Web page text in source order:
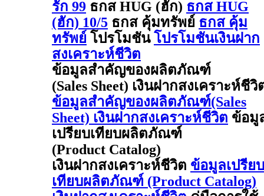
รัก 99 ธกส HUG (ฮัก) ธกส HUG
(ฮัก) 10/5 ธกส คุ้มทรัพย์ ธกส คุ้ม
ทรัพย์ โปรโมชัน โปรโมชันเงินฝาก
สงเคราะห์ชีวิต
ข้อมูลสำคัญของผลิตภัณฑ์
(Sales Sheet) เงินฝากสงเคราะห์ชีวิ
ข้อมูลสำคัญของผลิตภัณฑ์(Sales
Sheet) เงินฝากสงเคราะห์ชีวิต ข้อมู
เปรียบเทียบผลิตภัณฑ์
(Product Catalog)
เงินฝากสงเคราะห์ชีวิต ข้อมูลเปรียบ
เทียบผลิตภัณฑ์ (Product Catalog)